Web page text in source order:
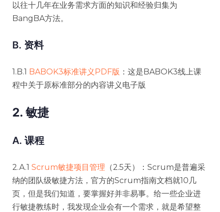
以往十几年在业务需求方面的知识和经验归集为
BangBA方法。
B. 资料
1.B.1 BABOK3标准讲义PDF版 ：这是BABOK3线上课
程中关于原标准部分的内容讲义电子版
2. 敏捷
A. 课程
2.A.1 Scrum敏捷项目管理 （2.5天）：Scrum是普遍采
纳的团队级敏捷方法，官方的Scrum指南文档就10几
页，但是我们知道，要掌握好并非易事。给一些企业进
行敏捷教练时，我发现企业会有一个需求，就是希望整